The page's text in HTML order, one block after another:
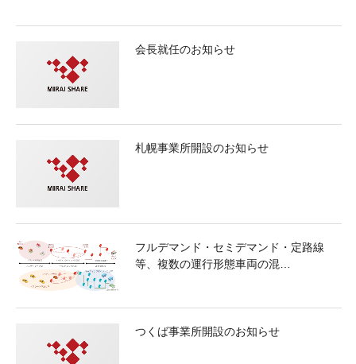
会長就任のお知らせ
札幌事業所開設のお知らせ
フルデマンド・セミデマンド・定路線
等、複数の運行形態車両の混…
つくば事業所開設のお知らせ